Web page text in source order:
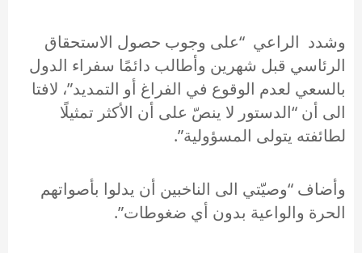
وشدد الراعي “على وجوب حصول الاستحقاق
الرئاسي قبل شهرين وأطالب دائمًا سفراء الدول
بالسعي لعدم الوقوع في الفراغ أو التمديد”، لافتا
الى أن “الدستور لا ينصّ على أن الأكثر تمثيلًا
لطائفته يتولى المسؤولية”.
وأضاف “وصيّتي الى الناخبين أن يدلوا بأصواتهم
الحرة والواعية بدون أي ضغوطات”.